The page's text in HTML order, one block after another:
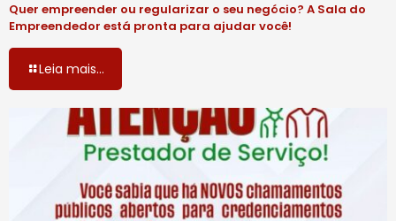
Quer empreender ou regularizar o seu negócio? A Sala do
Empreendedor está pronta para ajudar você!
Leia mais...